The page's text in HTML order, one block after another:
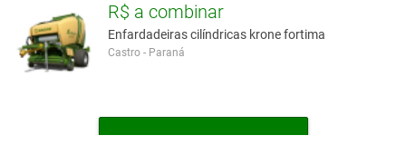
R$ a combinar
Enfardadeiras cilíndricas krone fortima
Castro - Paraná